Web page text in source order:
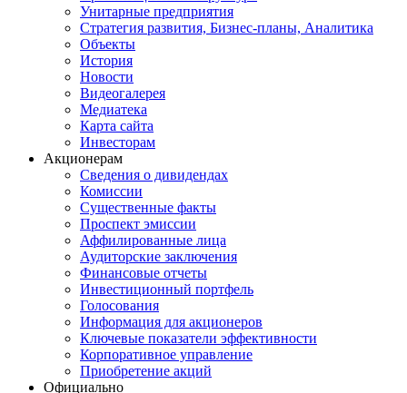
Унитарные предприятия
Стратегия развития, Бизнес-планы, Аналитика
Объекты
История
Новости
Видеогалерея
Медиатека
Карта сайта
Инвесторам
Акционерам
Сведения о дивидендах
Комиссии
Существенные факты
Проспект эмиссии
Аффилированные лица
Аудиторские заключения
Финансовые отчеты
Инвестиционный портфель
Голосования
Информация для акционеров
Ключевые показатели эффективности
Корпоративное управление
Приобретение акций
Официально